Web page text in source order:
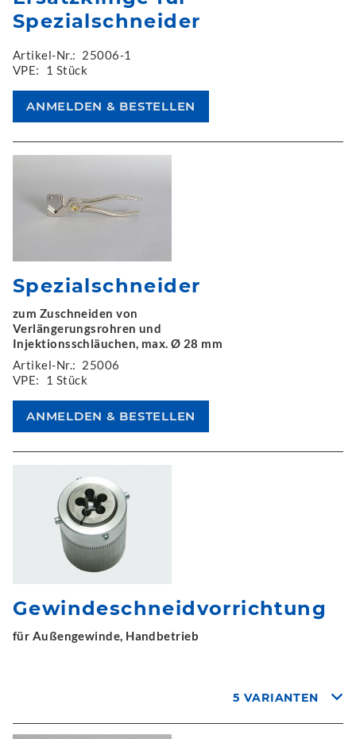
Spezialschneider
Artikel-Nr.: 25006-1
VPE:
1 Stück
Spezialschneider
zum Zuschneiden von
Verlängerungsrohren und
Injektionsschläuchen, max. Ø 28 mm
Artikel-Nr.: 25006
VPE:
1 Stück
Gewindeschneidvorrichtung
für Außengewinde, Handbetrieb
5 VARIANTEN